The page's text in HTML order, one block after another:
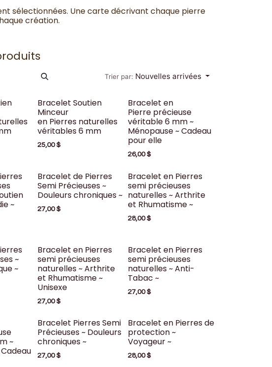
sélectionnées. Une carte décrivant chaque pierre
création.
Trier par: Nouvelles arrivées
Bracelet Soutien
Minceur
en Pierres naturelles
véritables 6 mm
25,00$
Bracelet en
Pierre précieuse
véritable 6 mm ~
Ménopause ~ Cadeau
pour elle
26,00$
~
Bracelet de Pierres
Semi Précieuses ~
Douleurs chroniques ~
27,00$
Bracelet en Pierres
semi précieuses
naturelles ~ Arthrite
et Rhumatisme ~
28,00$
~
~
Bracelet en Pierres
semi précieuses
naturelles ~ Arthrite
et Rhumatisme ~
Unisexe
27,00$
Bracelet en Pierres
semi précieuses
naturelles ~ Anti-
Tabac ~
27,00$
~
Bracelet Pierres Semi
Précieuses ~ Douleurs
chroniques ~
27,00$
Bracelet en Pierres de
protection ~
Voyageur ~
28,00$